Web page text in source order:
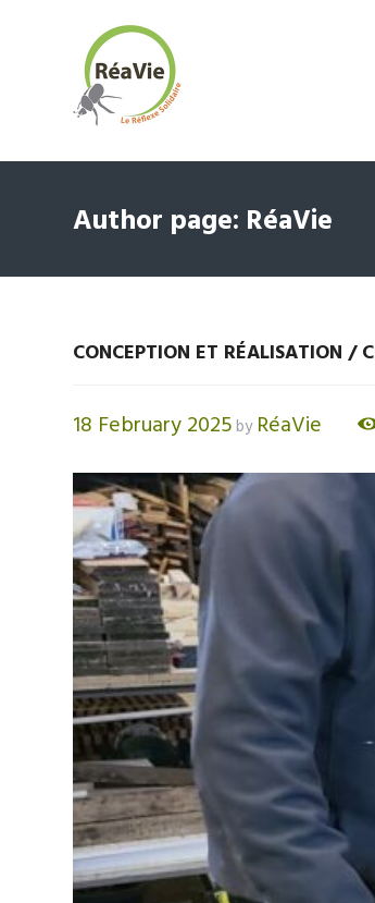
Author page: RéaVie
CONCEPTION ET
18 February 2025 by RéaVie